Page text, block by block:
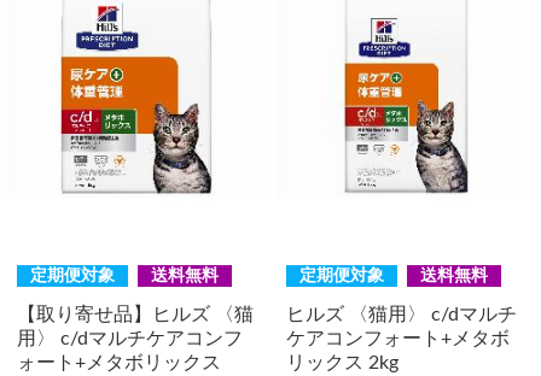
定期便対象 送料無料
【取り寄せ品】ヒルズ 〈猫
用〉 c/dマルチケアコンフ
ォート+メタボリックス
定期便対象 送料無料
ヒルズ 〈猫用〉 c/dマルチ
ケアコンフォート+メタボ
リックス 2kg